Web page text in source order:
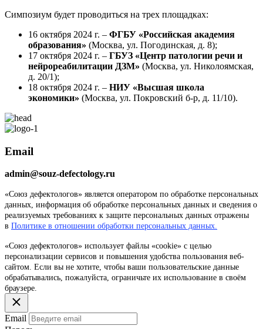
Симпозиум будет проводиться на трех площадках:
16 октября 2024 г. – ФГБУ «Российская академия
образования» (Москва, ул. Погодинская, д. 8);
17 октября 2024 г. – ГБУЗ «Центр патологии речи и
нейрореабилитации ДЗМ» (Москва, ул. Николоямская,
д. 20/1);
18 октября 2024 г. – НИУ «Высшая школа
экономики» (Москва, ул. Покровский б-р, д. 11/10).
Email
admin@souz-defectology.ru
«Союз дефектологов» является оператором по обработке персональных
данных, информация об обработке персональных данных и сведения о
реализуемых требованиях к защите персональных данных отражены
в Политике в отношении обработки персональных данных.
«Союз дефектологов» использует файлы «cookie» с целью
персонализации сервисов и повышения удобства пользования веб-
сайтом. Если вы не хотите, чтобы ваши пользовательские данные
обрабатывались, пожалуйста, ограничьте их использование в своём
браузере.
Email